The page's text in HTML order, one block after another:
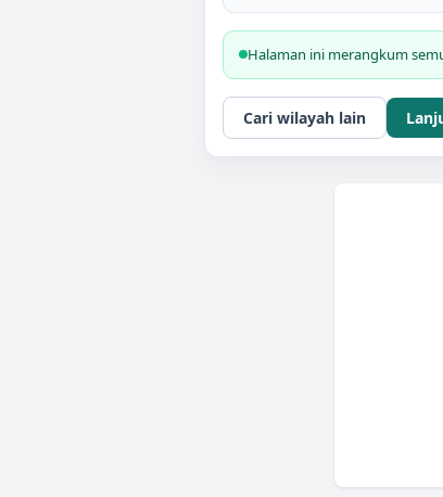
Halaman ini merangkum
Cari wilayah lain